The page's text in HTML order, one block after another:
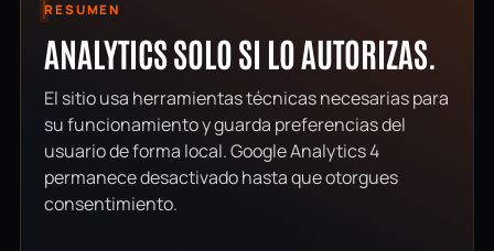
RESUMEN
ANALYTICS SOLO SI LO AUTORIZAS.
El sitio usa herramientas técnicas necesarias para
su funcionamiento y guarda preferencias del
usuario de forma local. Google Analytics 4
permanece desactivado hasta que otorgues
consentimiento.